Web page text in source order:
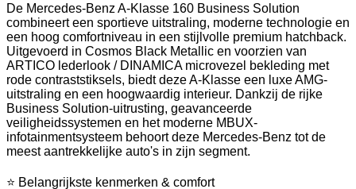
De Mercedes-Benz A-Klasse 160 Business Solution
combineert een sportieve uitstraling, moderne technologie en
een hoog comfortniveau in een stijlvolle premium hatchback.
Uitgevoerd in Cosmos Black Metallic en voorzien van
ARTICO lederlook / DINAMICA microvezel bekleding met
rode contraststiksels, biedt deze A-Klasse een luxe AMG-
uitstraling en een hoogwaardig interieur. Dankzij de rijke
Business Solution-uitrusting, geavanceerde
veiligheidssystemen en het moderne MBUX-
infotainmentsysteem behoort deze Mercedes-Benz tot de
meest aantrekkelijke auto's in zijn segment.
⭐ Belangrijkste kenmerken & comfort